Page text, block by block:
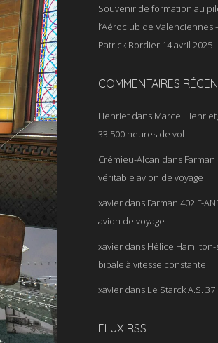
Souvenir de formation au
l’Aéroclub de Valenciennes
Patrick Bordier 14 avril 2025
COMMENTAIRES
Henriet dans Marcel
33 500 heures de vol
Crémieu-Alcan dans Farman
véritable avion de voyage
xavier dans Farman 402 F-
avion de voyage
xavier dans Hélice
bipale à vitesse constante
xavier dans Le Starck A.S.
FLUX RSS